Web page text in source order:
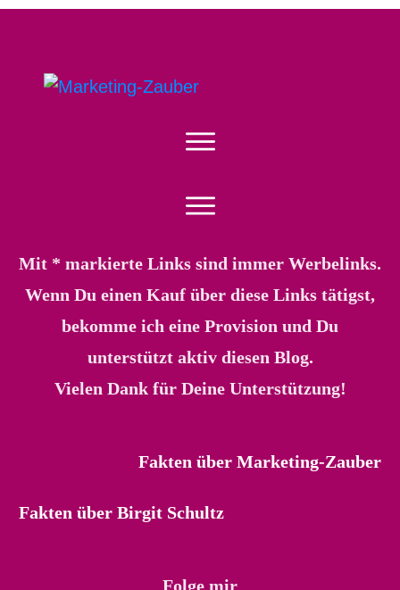
Mit * markierte Links sind immer Werbelinks.
Wenn Du einen Kauf über diese Links tätigst,
bekomme ich eine Provision und Du
unterstützt aktiv diesen Blog.
Vielen Dank für Deine Unterstützung!
Fakten über Marketing-Zauber
Fakten über Birgit Schultz
Folge mir